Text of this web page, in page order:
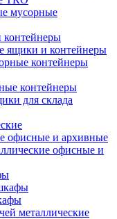
мусорные
ящики и контейнеры
контейнеры
контейнеры
для склада
офисные и архивные
офисные и
металлические